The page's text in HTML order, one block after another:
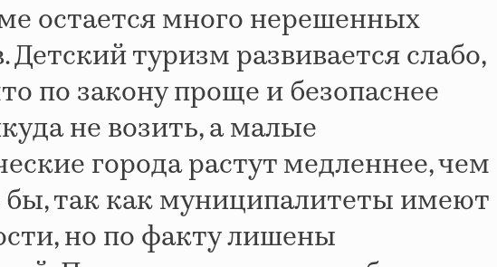
остается много нерешенных
Детский туризм развивается слабо,
по закону проще и безопаснее
не возить, а малые
города растут медленнее, чем
бы, так как муниципалитеты имеют
но по факту лишены